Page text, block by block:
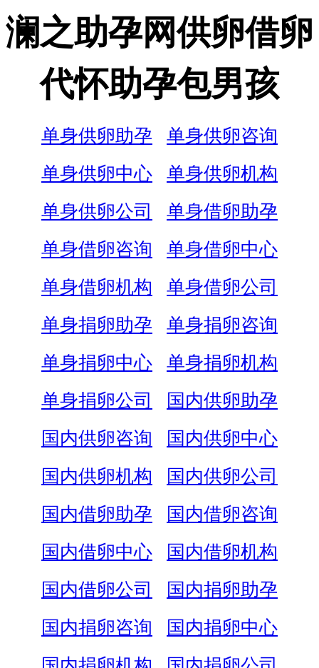
澜之助孕网供卵借卵
代怀助孕包男孩
单身供卵助孕
单身供卵咨询
单身供卵中心
单身供卵机构
单身供卵公司
单身借卵助孕
单身借卵咨询
单身借卵中心
单身借卵机构
单身借卵公司
单身捐卵助孕
单身捐卵咨询
单身捐卵中心
单身捐卵机构
单身捐卵公司
国内供卵助孕
国内供卵咨询
国内供卵中心
国内供卵机构
国内供卵公司
国内借卵助孕
国内借卵咨询
国内借卵中心
国内借卵机构
国内借卵公司
国内捐卵助孕
国内捐卵咨询
国内捐卵中心